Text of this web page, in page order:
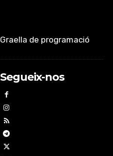
Graella de programació
Segueix-nos